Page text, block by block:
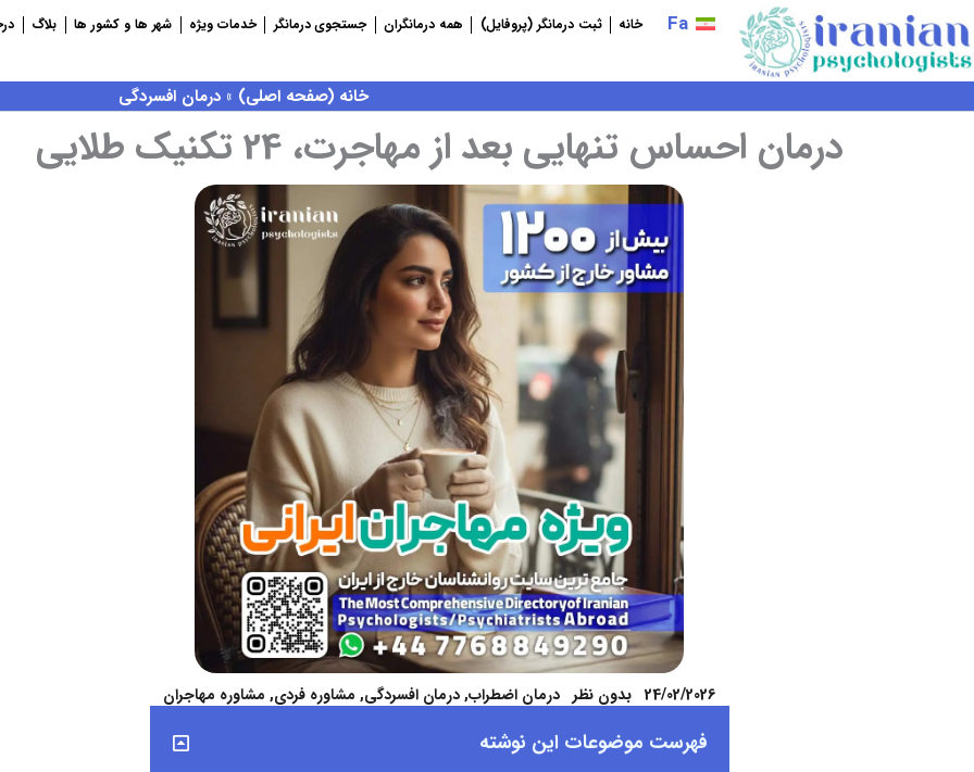
به
محتوا
Fa خانه ثبت درمانگر (پروفایل) همه درمانگران جستجوی درمانگر خدمات ویژه شهر ها و کشور ها بلاگ
خانه (صفحه اصلی) » درمان افسردگی
درمان احساس تنهایی بعد از مهاجرت، 24 تکنیک طلایی
24/02/2026 بدون نظر درمان اضطراب,درمان افسردگی, مشاوره فردی, مشاوره مهاجران
فهرست موضوعات این نوشته